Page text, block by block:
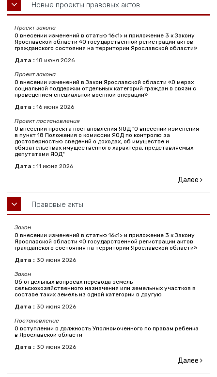
Новые проекты правовых актов
Проект закона
О внесении изменений в статью 16<1> и приложение 3 к Закону
Ярославской области «О государственной регистрации актов
гражданского состояния на территории Ярославской области»
Дата : 18 июня 2026
Проект закона
О внесении изменений в Закон Ярославской области «О мерах
социальной поддержки отдельных категорий граждан в связи с
проведением специальной военной операции»
Дата : 16 июня 2026
Проект постановления
О внесении проекта постановления ЯОД "О внесении изменения
в пункт 18 Положения о комиссии ЯОД по контролю за
достоверностью сведений о доходах, об имуществе и
обязательствах имущественного характера, представляемых
депутатами ЯОД"
Дата : 11 июня 2026
Далее
Правовые акты
Закон
О внесении изменений в статью 16<1> и приложение 3 к Закону
Ярославской области «О государственной регистрации актов
гражданского состояния на территории Ярославской области»
Дата : 30 июня 2026
Закон
Об отдельных вопросах перевода земель
сельскохозяйственного назначения или земельных участков в
составе таких земель из одной категории в другую
Дата : 30 июня 2026
Постановление
О вступлении в должность Уполномоченного по правам ребенка
в Ярославской области
Дата : 30 июня 2026
Далее